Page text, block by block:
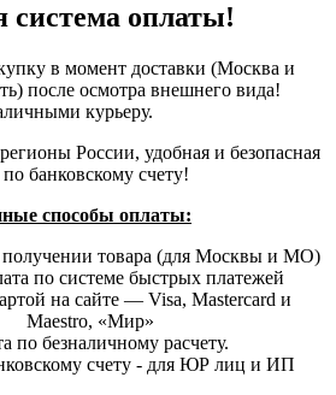
система оплаты!
в момент доставки (Москва и
после осмотра внешнего вида!
курьеру.
России, удобная и безопасная
по банковскому счету!
способы оплаты:
товара (для Москвы и МО)
по системе быстрых платежей
на сайте — Visa, Mastercard и
Maestro, «Мир»
по безналичному расчету.
счету - для ЮР лиц и ИП